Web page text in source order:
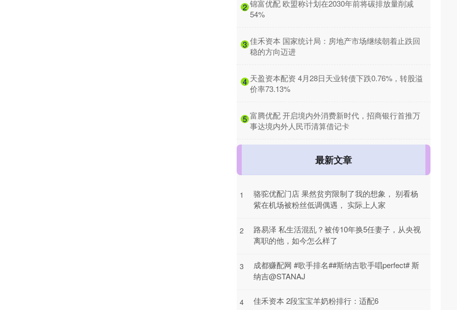
2 ​锦富优配 欧盟称计划在2030年前将碳排放量削减
54%
3 ​佳禾资本 国家统计局：房地产市场继续朝着止跌回
稳的方向迈进
4 ​天盈资本配资 4月28日天业转债下跌0.76%，转股溢
价率73.13%
5 ​富腾优配 开启境内外消费新时代，招商银行首推万
事达境内外人民币清算借记卡
最新文章
1
骆驼优配门店 果然贫穷限制了我的想象， 别看杨
紫在机场被粉丝低调偶遇， 实际上人家
2
路易泽 私生活混乱？被传10年换5任妻子，从央视
离职的他，如今怎么样了
3
成都赚配网 #歌手排名##斯纳吉歌手唱perfect# 斯
纳吉@STANAJ
4 佳禾资本 2段宝宝羊奶粉排行：适配6